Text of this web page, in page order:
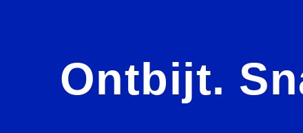
Ontbijt.